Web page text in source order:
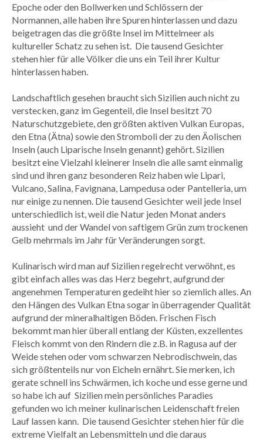
Epoche oder den Bollwerken und Schlössern der
Normannen, alle haben ihre Spuren hinterlassen und dazu
beigetragen das die größte Insel im Mittelmeer als
kultureller Schatz zu sehen ist. Die tausend Gesichter
stehen hier für alle Völker die uns ein Teil ihrer Kultur
hinterlassen haben.
Landschaftlich gesehen braucht sich Sizilien auch nicht zu
verstecken, ganz im Gegenteil, die Insel besitzt 70
Naturschutzgebiete, den größten aktiven Vulkan Europas,
den Etna (Ätna) sowie den Stromboli der zu den Äolischen
Inseln (auch Liparische Inseln genannt) gehört. Sizilien
besitzt eine Vielzahl kleinerer Inseln die alle samt einmalig
sind und ihren ganz besonderen Reiz haben wie Lipari,
Vulcano, Salina, Favignana, Lampedusa oder Pantelleria, um
nur einige zu nennen. Die tausend Gesichter weil jede Insel
unterschiedlich ist, weil die Natur jeden Monat anders
aussieht und der Wandel von saftigem Grün zum trockenen
Gelb mehrmals im Jahr für Veränderungen sorgt.
Kulinarisch wird man auf Sizilien regelrecht verwöhnt, es
gibt einfach alles was das Herz begehrt, aufgrund der
angenehmen Temperaturen gedeiht hier so ziemlich alles. An
den Hängen des Vulkan Etna sogar in überragender Qualität
aufgrund der mineralhaltigen Böden. Frischen Fisch
bekommt man hier überall entlang der Küsten, exzellentes
Fleisch kommt von den Rindern die z.B. in Ragusa auf der
Weide stehen oder vom schwarzen Nebrodischwein, das
sich größtenteils nur von Eicheln ernährt. Sie merken, ich
gerate schnell ins Schwärmen, ich koche und esse gerne und
so habe ich auf Sizilien mein persönliches Paradies
gefunden wo ich meiner kulinarischen Leidenschaft freien
Lauf lassen kann. Die tausend Gesichter stehen hier für die
extreme Vielfalt an Lebensmitteln und die daraus